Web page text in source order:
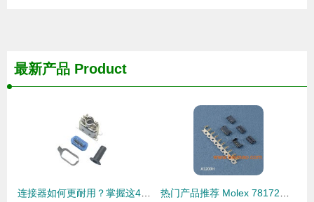
最新产品 Product